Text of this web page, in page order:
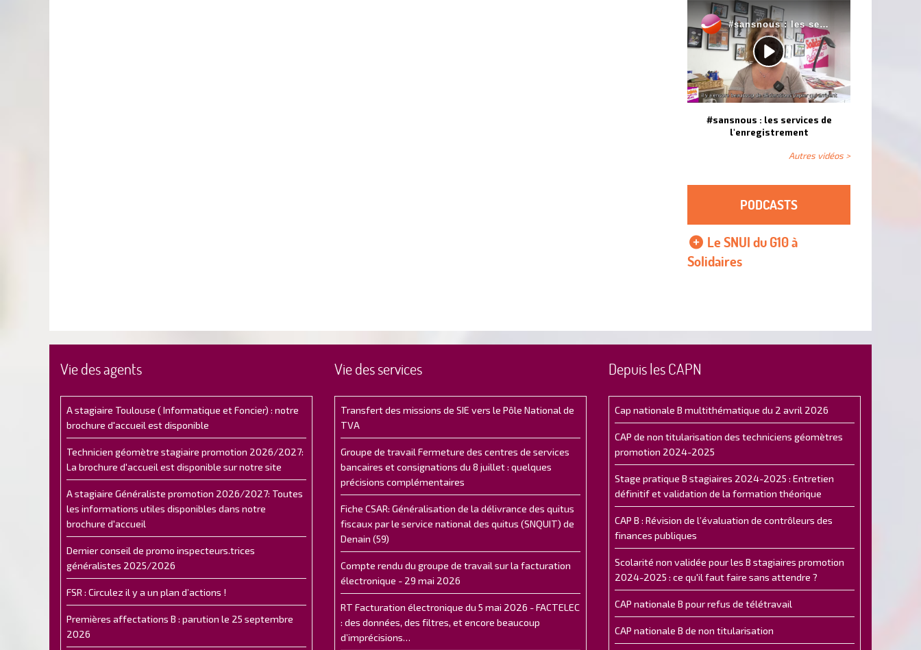
#sansnous : les services de
l'enregistrement
Autres vidéos >
PODCASTS
Le SNUI du G10 à
Solidaires
Vie des agents
A stagiaire Toulouse ( Informatique et Foncier) : notre
brochure d'accueil est disponible
Technicien géomètre stagiaire promotion 2026/2027:
La brochure d'accueil est disponible sur notre site
A stagiaire Généraliste promotion 2026/2027: Toutes
les informations utiles disponibles dans notre
brochure d'accueil
Dernier conseil de promo inspecteurs.trices
généralistes 2025/2026
FSR : Circulez il y a un plan d’actions !
Premières affectations B : parution le 25 septembre
2026
Vie des services
Transfert des missions de SIE vers le Pôle National de
TVA
Groupe de travail Fermeture des centres de services
bancaires et consignations du 8 juillet : quelques
précisions complémentaires
Fiche CSAR: Généralisation de la délivrance des quitus
fiscaux par le service national des quitus (SNQUIT) de
Denain (59)
Compte rendu du groupe de travail sur la facturation
électronique - 29 mai 2026
RT Facturation électronique du 5 mai 2026 - FACTELEC
: des données, des filtres, et encore beaucoup
d’imprécisions…
Depuis les CAPN
Cap nationale B multithématique du 2 avril 2026
CAP de non titularisation des techniciens géomètres
promotion 2024-2025
Stage pratique B stagiaires 2024-2025 : Entretien
définitif et validation de la formation théorique
CAP B : Révision de l’évaluation de contrôleurs des
finances publiques
Scolarité non validée pour les B stagiaires promotion
2024-2025 : ce qu'il faut faire sans attendre ?
CAP nationale B pour refus de télétravail
CAP nationale B de non titularisation